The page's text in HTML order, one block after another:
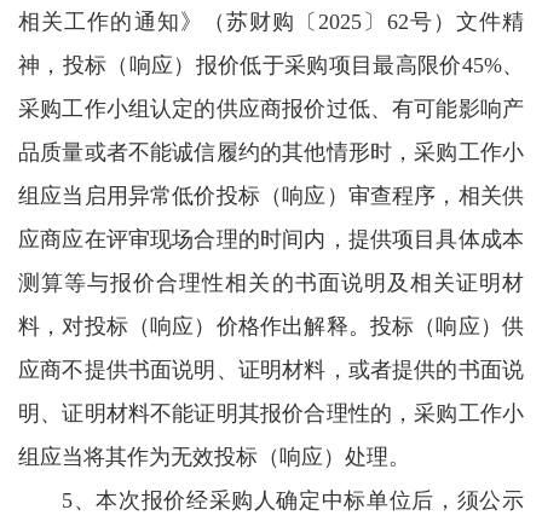
相关工作的通知》（苏财购〔2025〕62号）文件精
神，投标（响应）报价低于采购项目最高限价45%、
采购工作小组认定的供应商报价过低、有可能影响产
品质量或者不能诚信履约的其他情形时，采购工作小
组应当启用异常低价投标（响应）审查程序，相关供
应商应在评审现场合理的时间内，提供项目具体成本
测算等与报价合理性相关的书面说明及相关证明材
料，对投标（响应）价格作出解释。投标（响应）供
应商不提供书面说明、证明材料，或者提供的书面说
明、证明材料不能证明其报价合理性的，采购工作小
组应当将其作为无效投标（响应）处理。
5、本次报价经采购人确定中标单位后，须公示